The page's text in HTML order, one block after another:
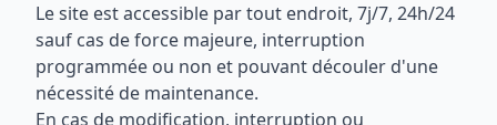
Le site est accessible par tout endroit, 7j/7, 24h/24
sauf cas de force majeure, interruption
programmée ou non et pouvant découler d'une
nécessité de maintenance.
En cas de modification, interruption ou